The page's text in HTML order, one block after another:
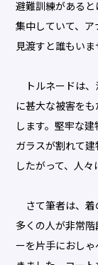
避難訓練がある
集中していて、
見渡すと誰もいま
トルネードは、
に甚大な被害を
します。堅牢な
ガラスが割れて建
したがって、人
さて筆者は、着
多くの人が非常
ーを片手におし